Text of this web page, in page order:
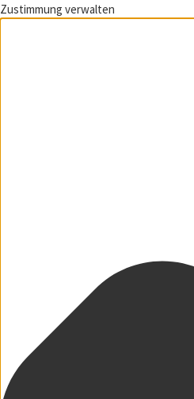
Zustimmung verwalten
Zum Inhalt springen